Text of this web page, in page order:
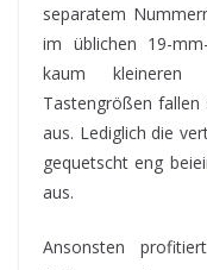
separatem
im üblichen 19-
kaum kleineren
Tastengrößen
aus. Lediglich die
gequetscht eng
aus.
Ansonsten